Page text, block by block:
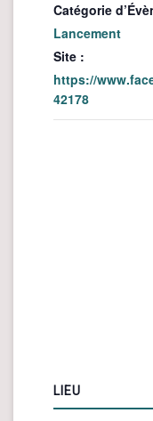
Catégorie
Lancement
Site :
https://
42178
LIEU